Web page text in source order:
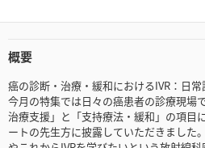
概要
癌の診断・治療・緩和におけるIVR：日
今月の特集では日々の癌患者の診療現場
治療支援」と「支持療法・緩和」の項目
ートの先生方に披露していただきました